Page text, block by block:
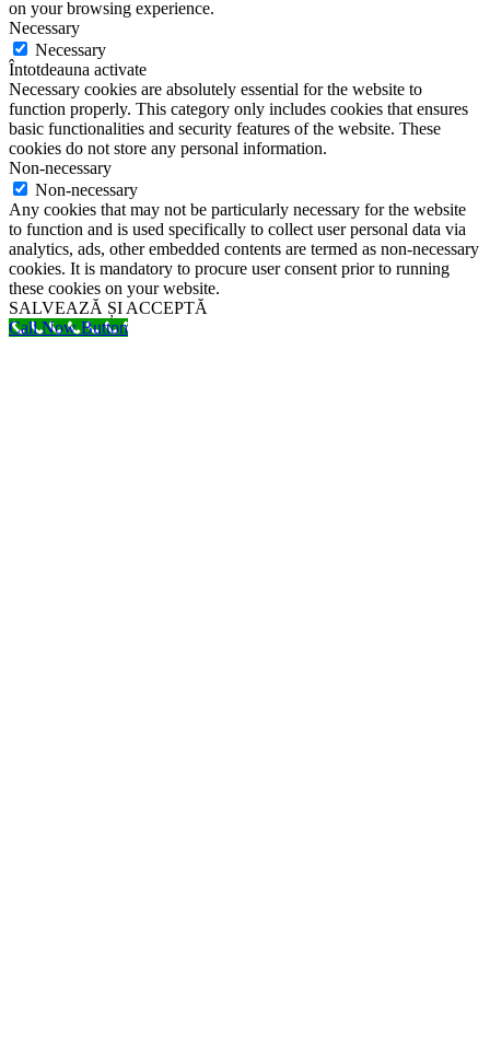
on your browsing experience.
Necessary
Necessary
Întotdeauna activate
Necessary cookies are absolutely essential for the website to
function properly. This category only includes cookies that ensures
basic functionalities and security features of the website. These
cookies do not store any personal information.
Non-necessary
Non-necessary
Any cookies that may not be particularly necessary for the website
to function and is used specifically to collect user personal data via
analytics, ads, other embedded contents are termed as non-necessary
cookies. It is mandatory to procure user consent prior to running
these cookies on your website.
SALVEAZĂ ȘI ACCEPTĂ
Call Now Button